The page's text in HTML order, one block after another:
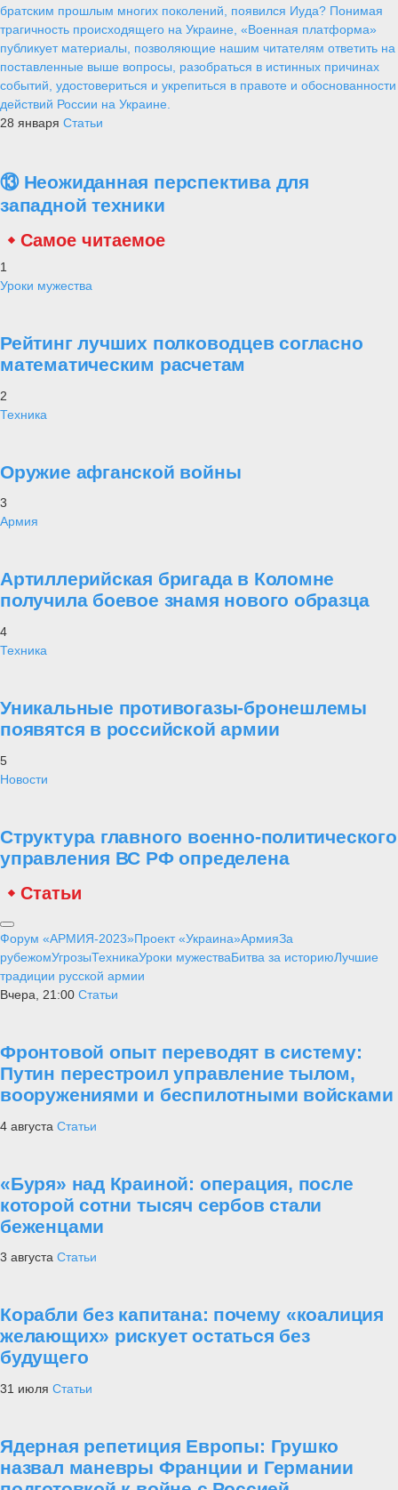
братским прошлым многих поколений, появился Иуда? Понимая
трагичность происходящего на Украине, «Военная платформа»
публикует материалы, позволяющие нашим читателям ответить на
поставленные выше вопросы, разобраться в истинных причинах
событий, удостовериться и укрепиться в правоте и обоснованности
действий России на Украине.
28 января Статьи
⑬ Неожиданная перспектива для
западной техники
Самое читаемое
1
Уроки мужества
Рейтинг лучших полководцев согласно
математическим расчетам
2
Техника
Оружие афганской войны
3
Армия
Артиллерийская бригада в Коломне
получила боевое знамя нового образца
4
Техника
Уникальные противогазы-бронешлемы
появятся в российской армии
5
Новости
Структура главного военно-политического
управления ВС РФ определена
Статьи
Форум «АРМИЯ-2023»Проект «Украина»АрмияЗа
рубежомУгрозыТехникаУроки мужестваБитва за историюЛучшие
традиции русской армии
Вчера, 21:00 Статьи
Фронтовой опыт переводят в систему:
Путин перестроил управление тылом,
вооружениями и беспилотными войсками
4 августа Статьи
«Буря» над Краиной: операция, после
которой сотни тысяч сербов стали
беженцами
3 августа Статьи
Корабли без капитана: почему «коалиция
желающих» рискует остаться без
будущего
31 июля Статьи
Ядерная репетиция Европы: Грушко
назвал маневры Франции и Германии